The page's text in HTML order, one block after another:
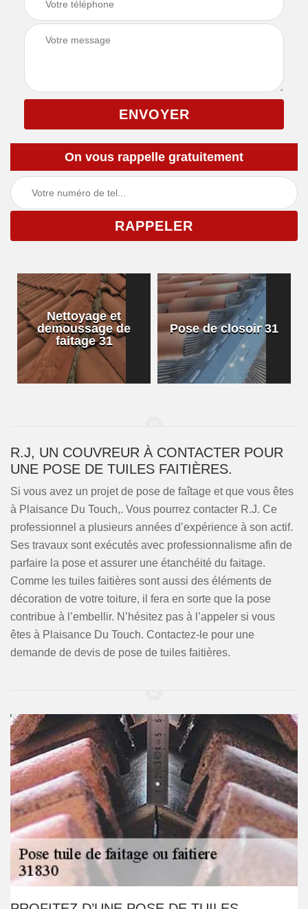
On vous rappelle gratuitement
Nettoyage et
demoussage de
faitage 31
Pose de closoir 31
R.J, UN COUVREUR À CONTACTER POUR
UNE POSE DE TUILES FAITIÈRES.
Si vous avez un projet de pose de faîtage et que vous êtes
à Plaisance Du Touch,. Vous pourrez contacter R.J. Ce
professionnel a plusieurs années d’expérience à son actif.
Ses travaux sont exécutés avec professionnalisme afin de
parfaire la pose et assurer une étanchéité du faitage.
Comme les tuiles faitières sont aussi des éléments de
décoration de votre toiture, il fera en sorte que la pose
contribue à l’embellir. N’hésitez pas à l’appeler si vous
êtes à Plaisance Du Touch. Contactez-le pour une
demande de devis de pose de tuiles faitières.